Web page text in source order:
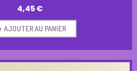
4,45€
AJOUTER AU PANIER